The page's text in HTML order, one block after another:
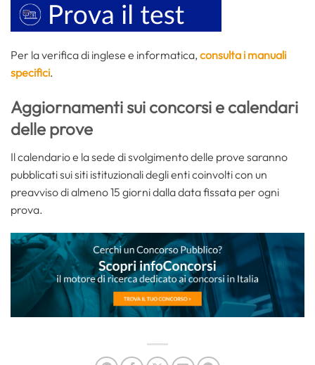
Per la verifica di inglese e informatica, consulta i manuali
specifici.
Aggiornamenti sui concorsi e calendari
delle prove
Il calendario e la sede di svolgimento delle prove saranno
pubblicati sui siti istituzionali degli enti coinvolti con un
preavviso di almeno 15 giorni dalla data fissata per ogni
prova.